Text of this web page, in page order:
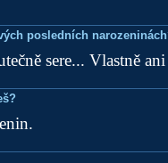
posledních
sere... Vlastně